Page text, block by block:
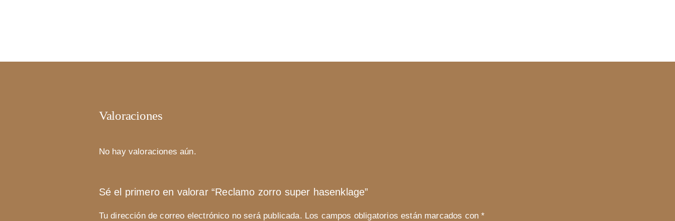
Valoraciones
No hay valoraciones aún.
Sé el primero en valorar “Reclamo zorro super hasenklage”
Tu dirección de correo electrónico no será publicada. Los campos obligatorios están marcados con*